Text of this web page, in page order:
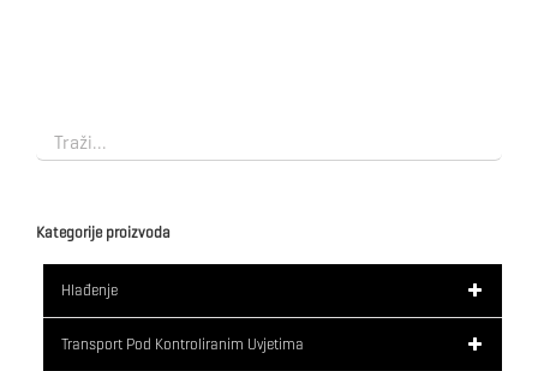
Kategorije proizvoda
Hlađenje
Transport Pod Kontroliranim Uvjetima